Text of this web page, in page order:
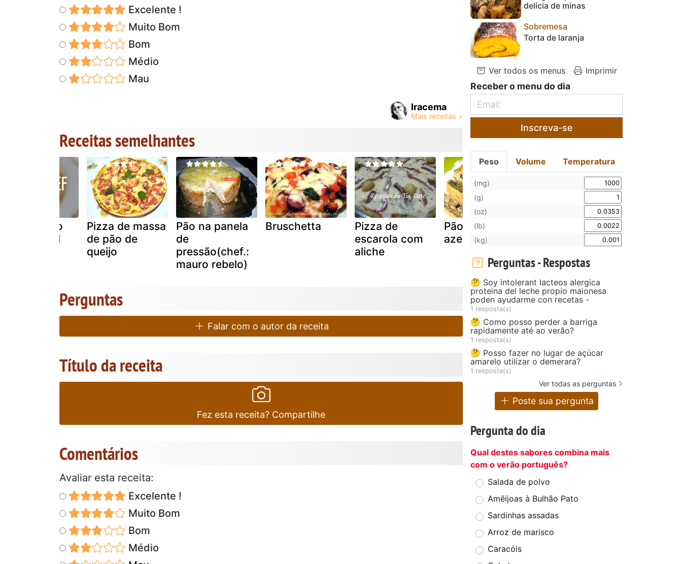
Excelente !
Muito Bom
Bom
Médio
Mau
Iracema
Receitas semelhantes
de pão
integral
Pizza de massa
de pão de
queijo
Pão na panela
de
pressão(chef.:
mauro rebelo)
Bruschetta
Pizza de
escarola com
aliche
Pão de
azeitona
Pizza de bacon
Perguntas
Falar com o autor da receita
Título da receita
Fez esta receita? Compartilhe
Comentários
Avaliar esta receita:
Excelente !
Muito Bom
Bom
Médio
delícia de minas
Sobremesa
Torta de laranja
Ver todos os menus Imprimir
Receber o menu do dia
Inscreva-se
Peso Volume Temperatura
(mg)
(g)
(oz)
(lb)
(kg)
Perguntas - Respostas
🤔 Soy intolerant lacteos alergica
proteina del leche propio maionesa
poden ayudarme con recetas -
1 resposta(s)
🤔 Como posso perder a barriga
rapidamente até ao verão?
1 resposta(s)
🤔 Posso fazer no lugar de açúcar
amarelo utilizar o demerara?
1 resposta(s)
Ver todas as perguntas
Poste sua pergunta
Pergunta do dia
Qual destes sabores combina mais
com o verão português?
Salada de polvo
Amêijoas à Bulhão Pato
Sardinhas assadas
Arroz de marisco
Caracóis